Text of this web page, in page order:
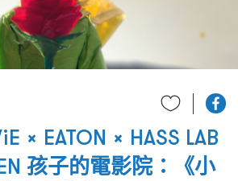
× EATON × HASS LAB
孩子的電影院：《小